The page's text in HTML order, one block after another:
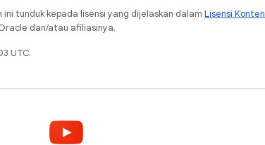
tunduk kepada lisensi yang dijelaskan dalam Lisensi Konten
dan/atau afiliasinya.
UTC.